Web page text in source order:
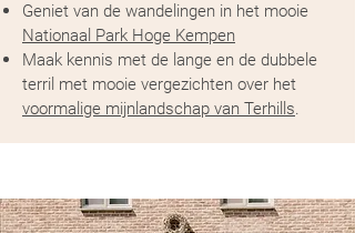
Geniet van de wandelingen in het mooie
Nationaal Park Hoge Kempen
Maak kennis met de lange en de dubbele
terril met mooie vergezichten over het
voormalige mijnlandschap van Terhills.